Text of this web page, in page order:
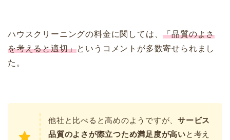
ハウスクリーニングの料金に関しては、「品質のよさ
を考えると適切」というコメントが多数寄せられまし
た。
他社と比べると高めのようですが、サービス
品質のよさが際立つため満足度が高いと考え